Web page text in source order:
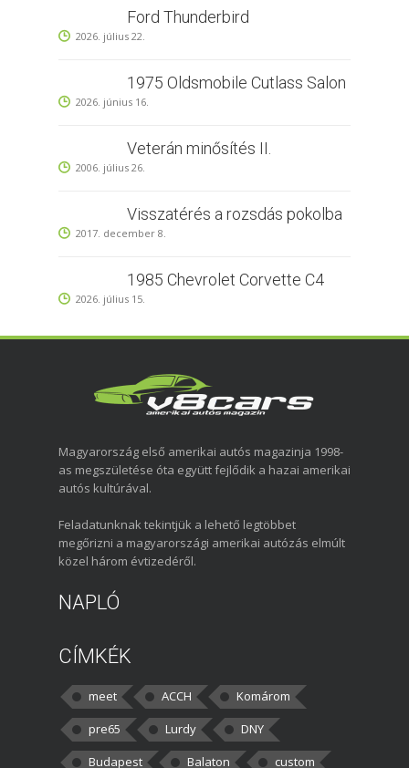
Ford Thunderbird
2026. július 22.
1975 Oldsmobile Cutlass Salon
2026. június 16.
Veterán minősítés II.
2006. július 26.
Visszatérés a rozsdás pokolba
2017. december 8.
1985 Chevrolet Corvette C4
2026. július 15.
Magyarország első amerikai autós magazinja 1998-
as megszületése óta együtt fejlődik a hazai amerikai
autós kultúrával.
Feladatunknak tekintjük a lehető legtöbbet
megőrizni a magyarországi amerikai autózás elmúlt
közel három évtizedéről.
NAPLÓ
CÍMKÉK
meet ACCH
Komárom
pre65
Lurdy
DNY
Budapest
Balaton custom